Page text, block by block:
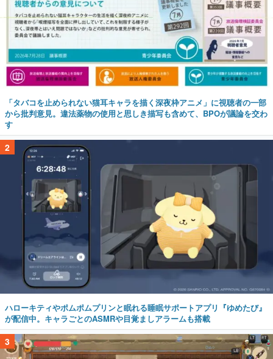
「タバコを止められない猫耳キャラを描く深夜枠アニメ」に視聴者の一部
から批判意見。違法薬物の使用と思しき描写も含めて、BPOが議論を交わ
す
2
ハローキティやポムポムプリンと眠れる睡眠サポートアプリ『ゆめたび』
が配信中。キャラごとのASMRや目覚ましアラームも搭載
3